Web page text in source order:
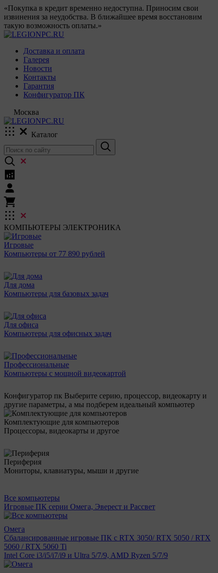
«Покупка в кредит временно недоступна. Приносим свои
извинения за неудобства. В ближайшее время восстановим
такую возможность оплаты.»
Доставка и оплата
Галерея
Новости
Контакты
Гарантия
Конфигуратор ПК
Москва
Каталог
КОМПЬЮТЕРЫ ЭЛЕКТРОНИКА
Игровые
Компьютеры от 77 890 рублей
Для дома
Компьютеры для базовых задач
Для офиса
Компьютеры для офисных задач
Профессиональные
Компьютеры с мощной видеокартой
Конфигуратор пк Выберите серию, процессор, видеокарту и
другие параметры, а мы подберем идеальный компьютер
Комплектующие для компьютеров
Процессоры, видеокарты и другое
Периферия
Мониторы, клавиатуры, мыши и другие
Все компьютеры
Игровые ПК серии Омега, Эверест и Рассвет
Омега
Сбалансированные игровые ПК с RTX 3050/ RTX 5050 / RTX
5060 / RTX 5060 Ti
Intel Core i3/i5/i7/i9 и Ultra 5/7/9, AMD Ryzen 5/7/9